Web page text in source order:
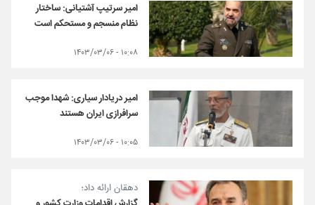
امیر سرتیپ آشتیانی: ساختار
نظام منسجم و مستحکم است
۱۰:۰۸ - ۱۴۰۳/۰۳/۰۶
امیر دریادار سیاری: شهدا موجب
سرافرازی ایران هستند
۱۰:۰۵ - ۱۴۰۳/۰۳/۰۶
دهقان ارائه داد؛